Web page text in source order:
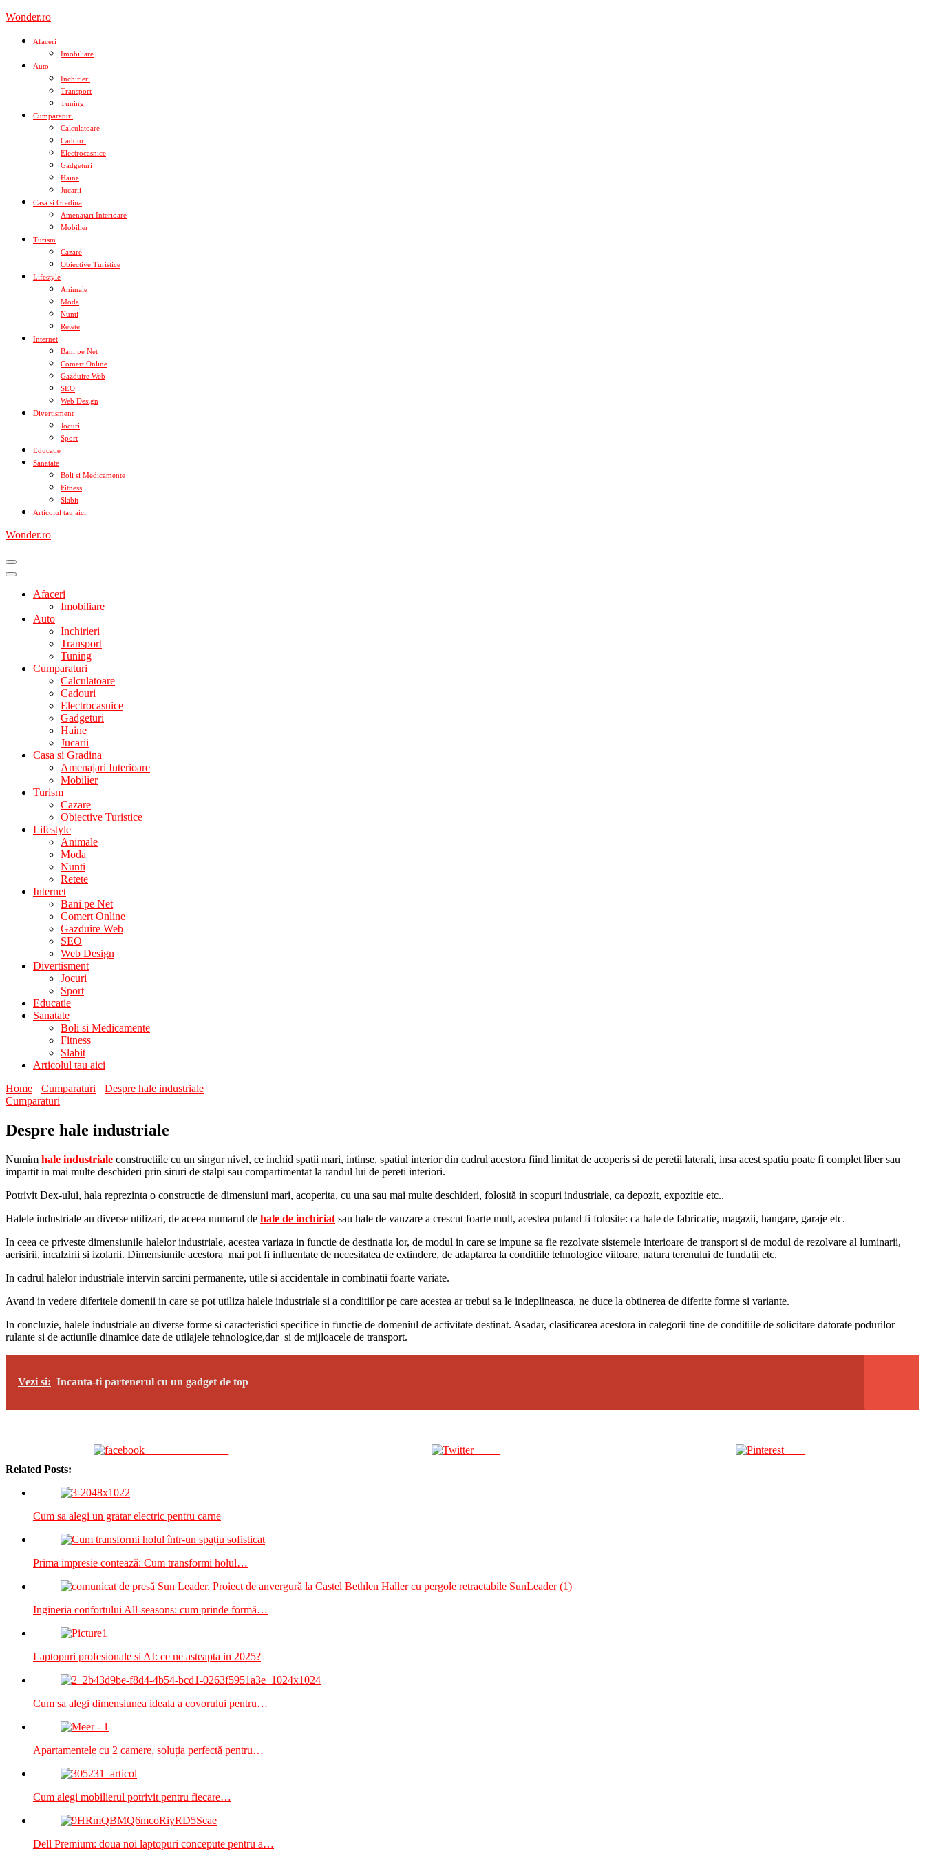
Skip
content
Wonder.ro
Afaceri
Imobiliare
Auto
Inchirieri
Transport
Tuning
Cumparaturi
Calculatoare
Cadouri
Electrocasnice
Gadgeturi
Haine
Jucarii
Casa si Gradina
Amenajari Interioare
Mobilier
Turism
Cazare
Obiective Turistice
Lifestyle
Animale
Moda
Nunti
Retete
Internet
Bani pe Net
Comert Online
Gazduire Web
SEO
Web Design
Divertisment
Jocuri
Sport
Educatie
Sanatate
Boli si Medicamente
Fitness
Slabit
Articolul tau aici
Wonder.ro
Afaceri
Imobiliare
Auto
Inchirieri
Transport
Tuning
Cumparaturi
Calculatoare
Cadouri
Electrocasnice
Gadgeturi
Haine
Jucarii
Casa si Gradina
Amenajari Interioare
Mobilier
Turism
Cazare
Obiective Turistice
Lifestyle
Animale
Moda
Nunti
Retete
Internet
Bani pe Net
Comert Online
Gazduire Web
SEO
Web Design
Divertisment
Jocuri
Sport
Educatie
Sanatate
Boli si Medicamente
Fitness
Slabit
Articolul tau aici
Home
Cumparaturi
Despre hale industriale
Cumparaturi
Despre hale industriale
Numim hale industriale constructiile cu un singur nivel, ce inchid spatii mari, intinse, spatiul interior din cadrul acestora fiind limitat de acoperis si de peretii laterali, insa acest spatiu poate fi complet liber sau
impartit in mai multe deschideri prin siruri de stalpi sau compartimentat la randul lui de pereti interiori.
Potrivit Dex-ului, hala reprezinta o constructie de dimensiuni mari, acoperita, cu una sau mai multe deschideri, folosită in scopuri industriale, ca depozit, expozitie etc..
Halele industriale au diverse utilizari, de aceea numarul de hale de inchiriat sau hale de vanzare a crescut foarte mult, acestea putand fi folosite: ca hale de fabricatie, magazii, hangare, garaje etc.
In ceea ce priveste dimensiunile halelor industriale, acestea variaza in functie de destinatia lor, de modul in care se impune sa fie rezolvate sistemele interioare de transport si de modul de rezolvare al luminarii,
aerisirii, incalzirii si izolarii. Dimensiunile acestora mai pot fi influentate de necesitatea de extindere, de adaptarea la conditiile tehnologice viitoare, natura terenului de fundatii etc.
In cadrul halelor industriale intervin sarcini permanente, utile si accidentale in combinatii foarte variate.
Avand in vedere diferitele domenii in care se pot utiliza halele industriale si a conditiilor pe care acestea ar trebui sa le indeplineasca, ne duce la obtinerea de diferite forme si variante.
In concluzie, halele industriale au diverse forme si caracteristici specifice in functie de domeniul de activitate destinat. Asadar, clasificarea acestora in categorii tine de conditiile de solicitare datorate podurilor
rulante si de actiunile dinamice date de utilajele tehnologice,dar si de mijloacele de transport.
Vezi si: Incanta-ti partenerul cu un gadget de top
Tweet
Related Posts:
Cum sa alegi un gratar electric pentru carne
Prima impresie contează: Cum transformi holul…
Ingineria confortului All-seasons: cum prinde formă…
Laptopuri profesionale si AI: ce ne asteapta in 2025?
Cum sa alegi dimensiunea ideala a covorului pentru…
Apartamentele cu 2 camere, soluția perfectă pentru…
Cum alegi mobilierul potrivit pentru fiecare…
Dell Premium: doua noi laptopuri concepute pentru a…